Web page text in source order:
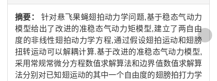
摘要： 针对悬飞果蝇翅拍动力学问题,基于稳态气动力
模型给出了改进的准稳态气动力矩模型,建立了两自由
度的非线性翅拍动力学方程,通过假设翅拍运动和翅膀
扭转运动可以解耦计算.基于改进的准稳态气动力模型,
采用常规常微分方程数值求解算法和边界值数值求解算
法分别对已知翅运动的其中一个自由度的翅膀拍打力学